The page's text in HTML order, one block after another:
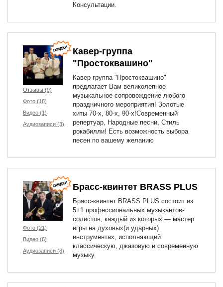
Консультации.
Отзывы (9)
Фото (18)
Видео (1)
Аудиозаписи (3)
Кавер-группа
"Простоквашино"
Кавер-группа "Простоквашино"
предлагает Вам великолепное
музыкальное сопровождение любого
праздничного мероприятия! Золотые
хиты 70-х, 80-х, 90-х!Современный
репертуар, Народные песни, Стиль
рокабилли! Есть возможность выбора
песен по вашему желанию
Фото (21)
Видео (6)
Аудиозаписи (8)
Брасс-квинтет BRASS PLUS
Брасс-квинтет BRASS PLUS состоит из
5+1 профессиональных музыкантов-
солистов, каждый из которых — мастер
игры на духовых(и ударных)
инструментах, исполняющий
классическую, джазовую и современную
музыку.